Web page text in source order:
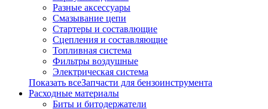
Разные аксессуары
Смазывание цепи
Стартеры и составлющие
Сцепления и составляющие
Топливная система
Фильтры воздушные
Электрическая система
Показать всеЗапчасти для бензоинструмента
Расходные материалы
Биты и битодержатели